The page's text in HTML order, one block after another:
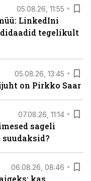
05.08.26, 11:55
LinkedIni
tegelikult
05.08.26, 13:45
on Pirkko Saar
07.08.26, 11:14
sageli
06.08.26, 08:46
kas